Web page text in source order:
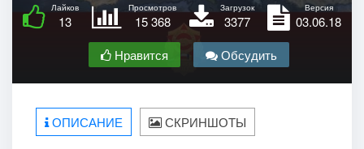
Лайков
13
Просмотров
15 368
Загрузок
3377
Версия
03.06.18
Нравится
Обсудить
ОПИСАНИЕ СКРИНШОТЫ